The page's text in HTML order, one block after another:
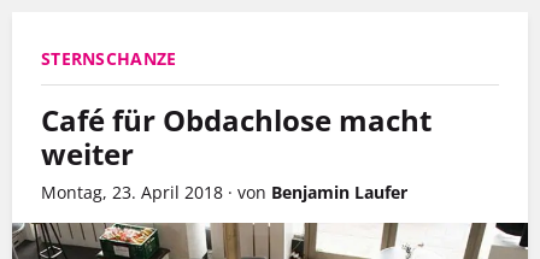
STERNSCHANZE
Café für Obdachlose macht
weiter
Montag, 23. April 2018 · von Benjamin Laufer